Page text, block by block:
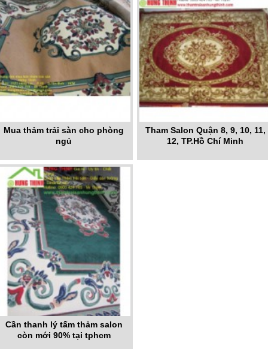
Mua thảm trải sàn cho phòng
ngủ
Tham Salon Quận 8, 9, 10, 11,
12, TP.Hồ Chí Minh
Cần thanh lý tấm thảm salon
còn mới 90% tại tphcm